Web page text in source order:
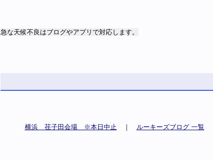
急な天候不良はブログやアプリで対応します。
横浜 荏子田会場 ※本日中止 ｜ ルーキーズブログ 一覧